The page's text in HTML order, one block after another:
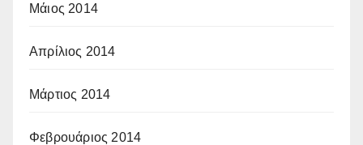
Μάιος 2014
Απρίλιος 2014
Μάρτιος 2014
Φεβρουάριος 2014